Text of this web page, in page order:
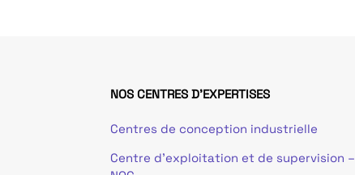
NOS CENTRES D'EXPERTISES
Centres de conception industrielle
Centre d’exploitation et de supervision –